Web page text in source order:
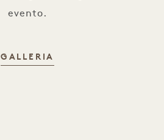
evento.
GALLERIA